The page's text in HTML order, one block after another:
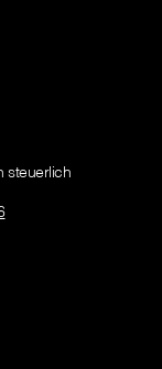
steuerlich